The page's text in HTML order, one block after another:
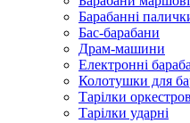
Барабанні
Бас-барабани
Драм-машини
Електронні
Колотушки для
Тарілки
Тарілки ударні